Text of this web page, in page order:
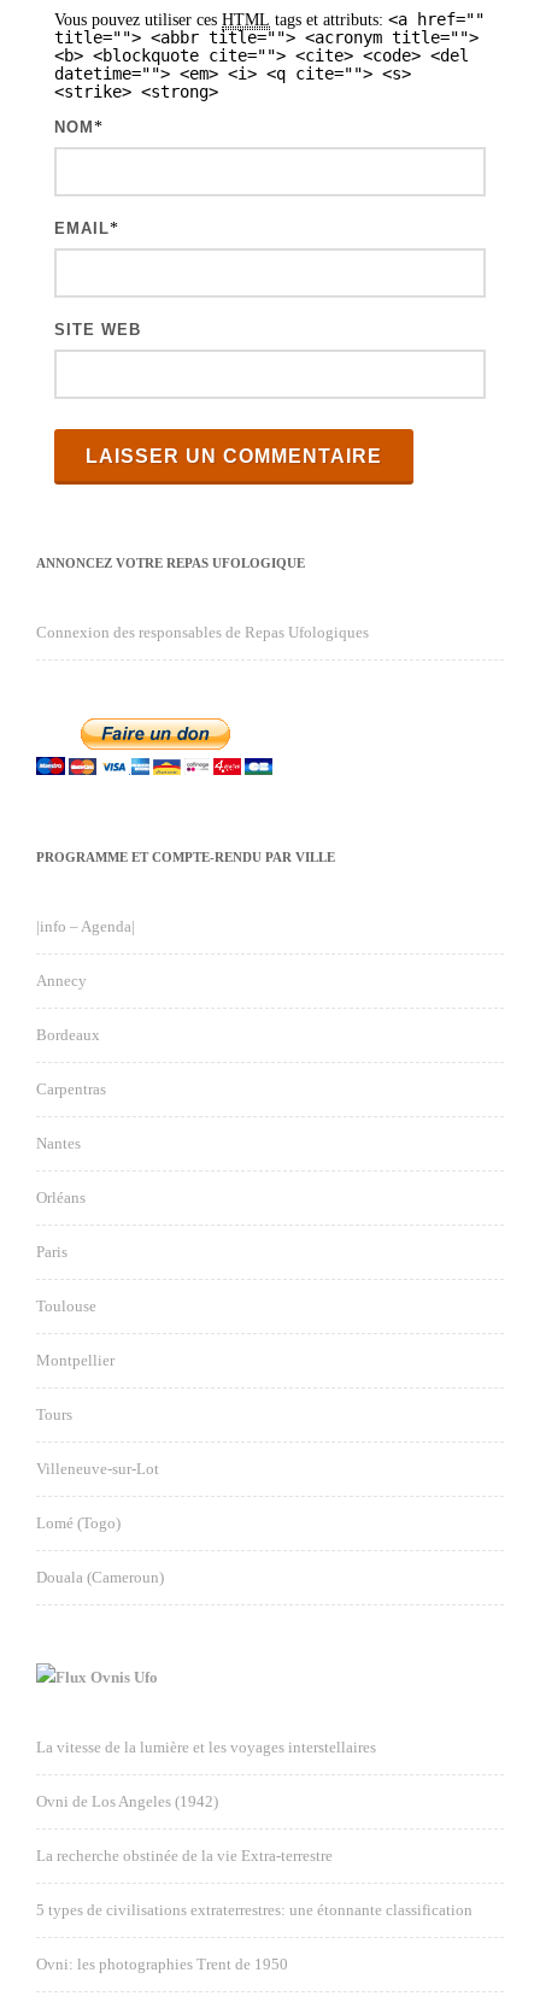
Vous pouvez utiliser ces HTML tags et attributs: <a href=""
title=""> <abbr title=""> <acronym title="">
<b> <blockquote cite=""> <cite> <code> <del
datetime=""> <em> <i> <q cite=""> <s>
<strike> <strong>
NOM *
EMAIL*
SITE WEB
ANNONCEZ VOTRE REPAS UFOLOGIQUE
Connexion des responsables de Repas Ufologiques
PROGRAMME ET COMPTE-RENDU PAR VILLE
|info – Agenda|
Annecy
Bordeaux
Carpentras
Nantes
Orléans
Paris
Toulouse
Montpellier
Tours
Villeneuve-sur-Lot
Lomé (Togo)
Douala (Cameroun)
Ovnis Ufo
La vitesse de la lumière et les voyages interstellaires
Ovni de Los Angeles (1942)
La recherche obstinée de la vie Extra-terrestre
5 types de civilisations extraterrestres: une étonnante classification
Ovni: les photographies Trent de 1950